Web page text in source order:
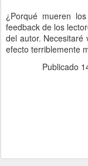
¿Porqué mueren
feedback de los
del autor. Necesitaré
efecto terriblemente
Publicado